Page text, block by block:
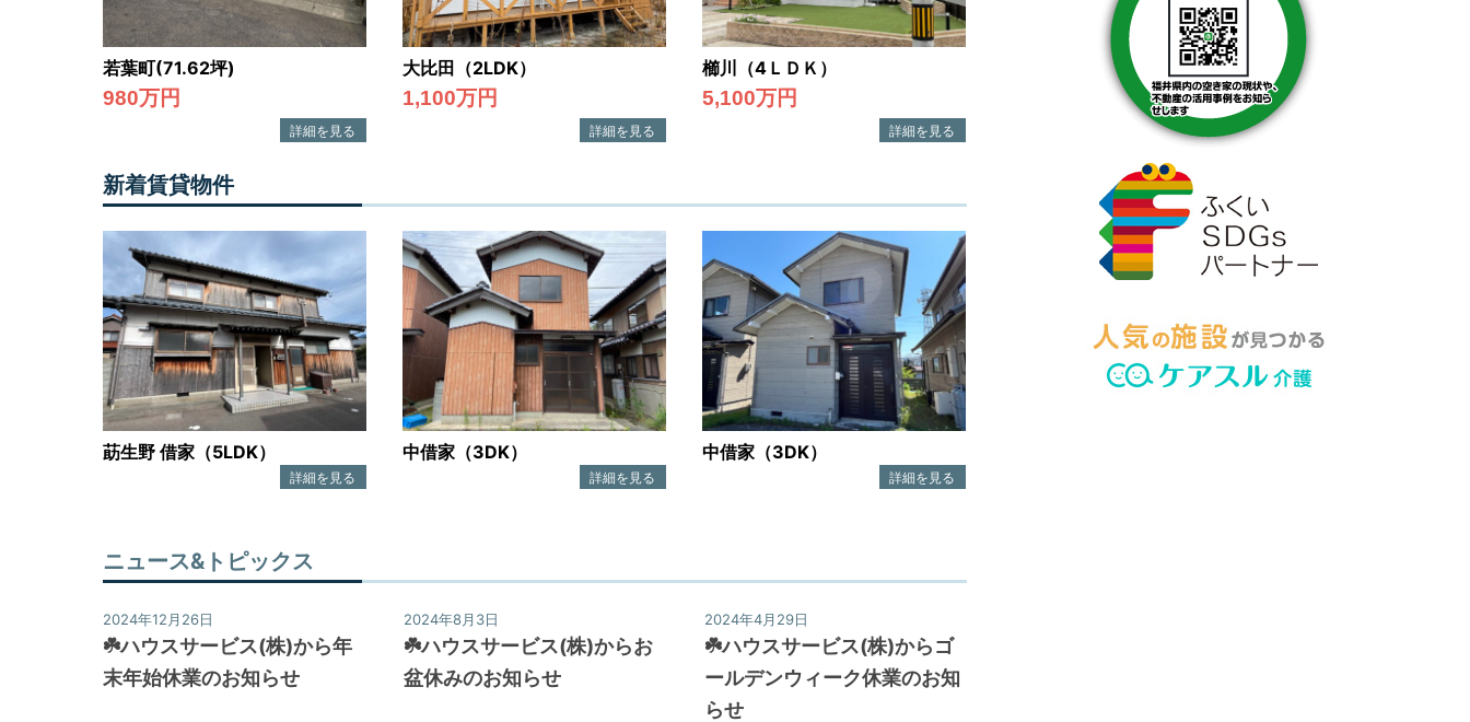
探
し
て、
借
買
う・
て
る・
売
る・
調
べ
す
な
ど
若葉町(71.62坪)
980万円
大比田（2LDK）
1,100万円
櫛川（4ＬＤＫ）
5,100万円
新着賃貸物件
莇生野 借家（5LDK） 中借家（3DK） 中借家（3DK）
ニュース&トピックス
2024年12月26日
☘️ハウスサービス(株)から年
末年始休業のお知らせ
2024年8月3日
☘️ハウスサービス(株)からお
盆休みのお知らせ
2024年4月29日
☘️ハウスサービス(株)からゴ
ールデンウィーク休業のお知
らせ